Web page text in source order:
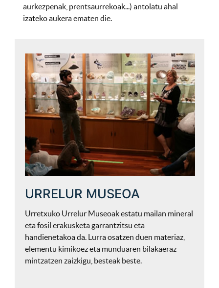
aurkezpenak, prentsaurrekoak...) antolatu ahal
izateko aukera ematen die.
URRELUR MUSEOA
Urretxuko Urrelur Museoak estatu mailan mineral
eta fosil erakusketa garrantzitsu eta
handienetakoa da. Lurra osatzen duen materiaz,
elementu kimikoez eta munduaren bilakaeraz
mintzatzen zaizkigu, besteak beste.